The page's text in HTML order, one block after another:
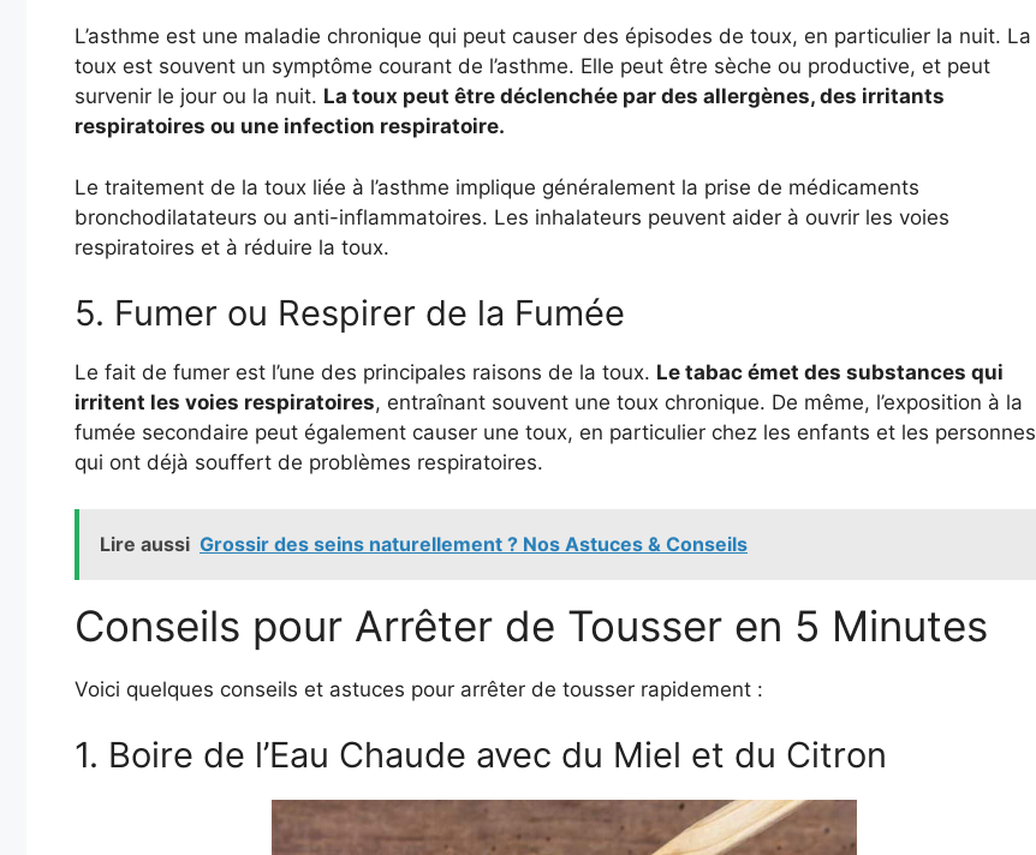
L’asthme est une maladie chronique qui peut causer des épisodes de toux, en particulier la nuit. La
toux est souvent un symptôme courant de l’asthme. Elle peut être sèche ou productive, et peut
survenir le jour ou la nuit. La toux peut être déclenchée par des allergènes, des irritants
respiratoires ou une infection respiratoire.
Le traitement de la toux liée à l’asthme implique généralement la prise de médicaments
bronchodilatateurs ou anti-inflammatoires. Les inhalateurs peuvent aider à ouvrir les voies
respiratoires et à réduire la toux.
5. Fumer ou Respirer de la Fumée
Le fait de fumer est l’une des principales raisons de la toux. Le tabac émet des substances qui
irritent les voies respiratoires, entraînant souvent une toux chronique. De même, l’exposition à la
fumée secondaire peut également causer une toux, en particulier chez les enfants et les personnes
qui ont déjà souffert de problèmes respiratoires.
Lire aussi Grossir des seins naturellement ? Nos Astuces & Conseils
Conseils pour Arrêter de Tousser en 5 Minutes
Voici quelques conseils et astuces pour arrêter de tousser rapidement :
1. Boire de l’Eau Chaude avec du Miel et du Citron